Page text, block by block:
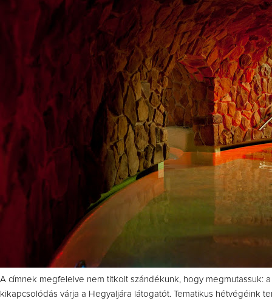
A címnek megfelelve nem titkolt szándékunk, hogy megmutassuk:
kikapcsolódás várja a Hegyaljára látogatót. Tematikus hétvégéink